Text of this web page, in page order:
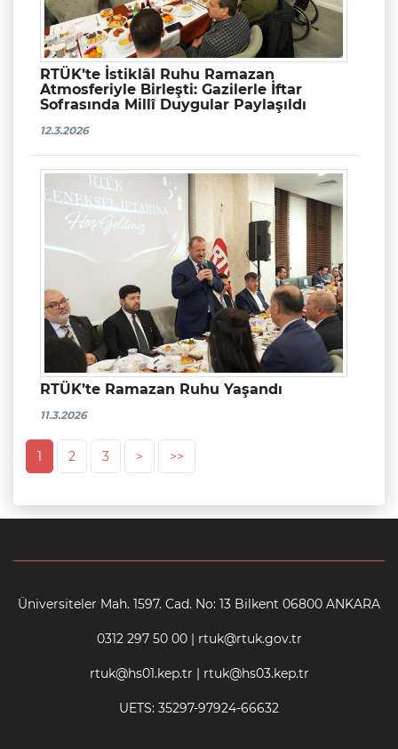
RTÜK’te İstiklâl Ruhu Ramazan
Atmosferiyle Birleşti: Gazilerle İftar
Sofrasında Millî Duygular Paylaşıldı
12.3.2026
RTÜK’te Ramazan Ruhu Yaşandı
11.3.2026
1 2 3 > >>
Üniversiteler Mah. 1597. Cad. No: 13 Bilkent 06800 ANKARA
0312 297 50 00 | rtuk@rtuk.gov.tr
rtuk@hs01.kep.tr | rtuk@hs03.kep.tr
UETS: 35297-97924-66632